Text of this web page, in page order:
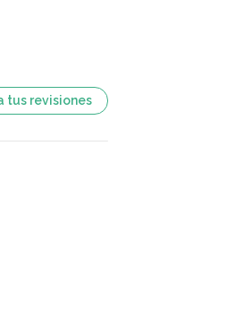
tus revisiones